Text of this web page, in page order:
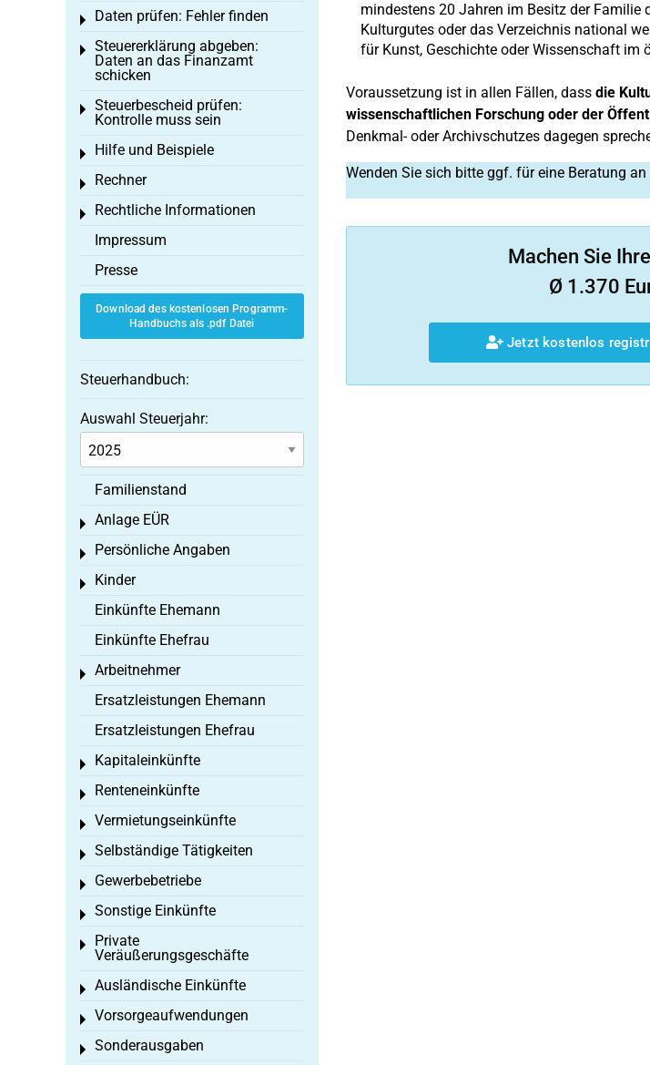
mindestens 20 Jahren im Besitz der
Kulturgutes oder das Verzeichnis national
für Kunst, Geschichte oder Wissenschaft im
Voraussetzung ist in allen Fällen, dass die
wissenschaftlichen Forschung oder der
Denkmal- oder Archivschutzes dagegen
Wenden Sie sich bitte ggf. für eine Beratung
Machen Sie
Ø 1.370
Jetzt kostenlos
Daten prüfen: Fehler finden
Toggle menu
Steuererklärung abgeben:
Daten an das Finanzamt
schicken
Toggle menu
Steuerbescheid prüfen:
Kontrolle muss sein
Toggle menu
Hilfe und Beispiele
Toggle menu
Rechner
Toggle menu
Rechtliche Informationen
Toggle menu
Impressum
Presse
Download des kostenlosen Programm-
Handbuchs als .pdf Datei
Steuerhandbuch:
Auswahl Steuerjahr:
Familienstand
Anlage EÜR
Toggle menu
Persönliche Angaben
Toggle menu
Kinder
Toggle menu
Einkünfte Ehemann
Einkünfte Ehefrau
Arbeitnehmer
Toggle menu
Ersatzleistungen Ehemann
Ersatzleistungen Ehefrau
Kapitaleinkünfte
Toggle menu
Renteneinkünfte
Toggle menu
Vermietungseinkünfte
Toggle menu
Selbständige Tätigkeiten
Toggle menu
Gewerbebetriebe
Toggle menu
Sonstige Einkünfte
Toggle menu
Private
Veräußerungsgeschäfte
Toggle menu
Ausländische Einkünfte
Toggle menu
Vorsorgeaufwendungen
Toggle menu
Sonderausgaben
Toggle menu